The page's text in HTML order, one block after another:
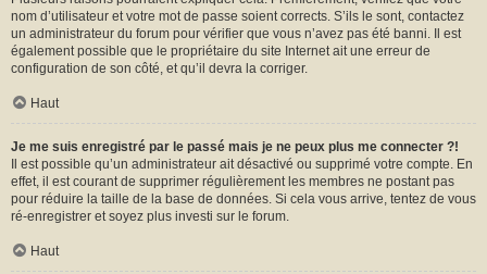
nom d’utilisateur et votre mot de passe soient corrects. S’ils le sont, contactez
un administrateur du forum pour vérifier que vous n’avez pas été banni. Il est
également possible que le propriétaire du site Internet ait une erreur de
configuration de son côté, et qu’il devra la corriger.
Haut
Je me suis enregistré par le passé mais je ne peux plus me connecter ?!
Il est possible qu’un administrateur ait désactivé ou supprimé votre compte. En
effet, il est courant de supprimer régulièrement les membres ne postant pas
pour réduire la taille de la base de données. Si cela vous arrive, tentez de vous
ré-enregistrer et soyez plus investi sur le forum.
Haut